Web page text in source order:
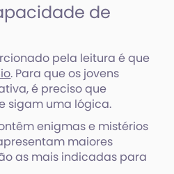
de
pela leitura é que
. Para que os jovens
é preciso que
sigam uma lógica.
enigmas e mistérios
maiores
as mais indicadas para